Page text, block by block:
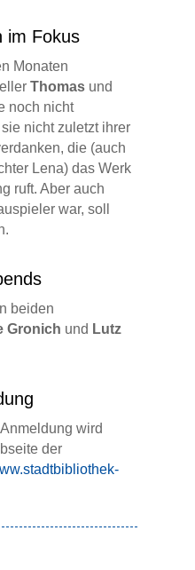
im Fokus
Monaten
Thomasund
noch nicht
nicht zuletzt ihrer
die (auch
Lena) das Werk
ruft. Aber auch
war, soll
beiden
Gronich und Lutz
wird
der